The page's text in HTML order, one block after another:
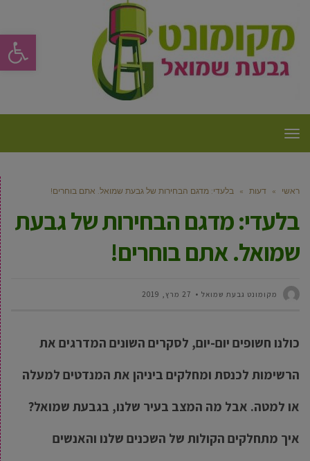
פתח
תפריט
ראשי » דעות » בלעדי: מדגם הבחירות של גבעת שמואל. אתם בוחרים!
בלעדי: מדגם הבחירות של גבעת
שמואל. אתם בוחרים!
מקומונט גבעת שמואל 27 מרץ, 2019
כולנו חשופים יום-יום, לסקרים השונים המדרגים את
הרשימות לכנסת ומחלקים ביניהן את המנדטים למעלה
או למטה. אבל מה המצב בעיר שלנו, בגבעת שמואל?
איך מתחלקים הקולות של השכנים שלנו והאנשים